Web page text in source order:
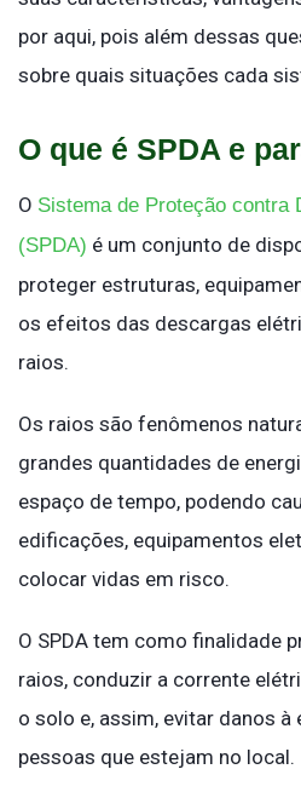
por aqui, pois além dessas
sobre quais situações cada
O que é SPDA e
O Sistema de Proteção contra
(SPDA) é um conjunto de
proteger estruturas,
os efeitos das descargas
raios.
Os raios são fenômenos
grandes quantidades de
espaço de tempo, podendo
edificações, equipamentos
colocar vidas em risco.
O SPDA tem como finalidade
raios, conduzir a corrente
o solo e, assim, evitar danos
pessoas que estejam no local.